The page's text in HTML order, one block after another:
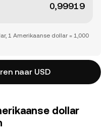
1 Amerikaanse dollar = 1,000
naar USD
dollar